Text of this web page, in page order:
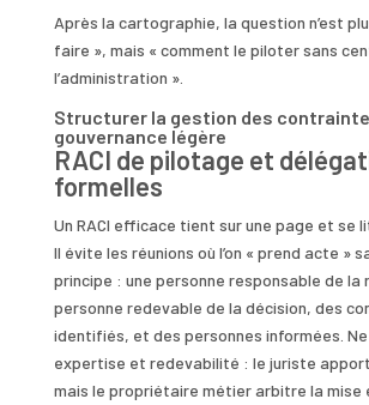
Après la cartographie, la question n’est
faire », mais « comment le piloter sans
l’administration ».
Structurer la gestion des
gouvernance légère
RACI de pilotage et
formelles
Un RACI efficace tient sur une page et se
Il évite les réunions où l’on « prend acte »
principe : une personne responsable de la
personne redevable de la décision, des
identifiés, et des personnes informées.
expertise et redevabilité : le juriste
mais le propriétaire métier arbitre la mise